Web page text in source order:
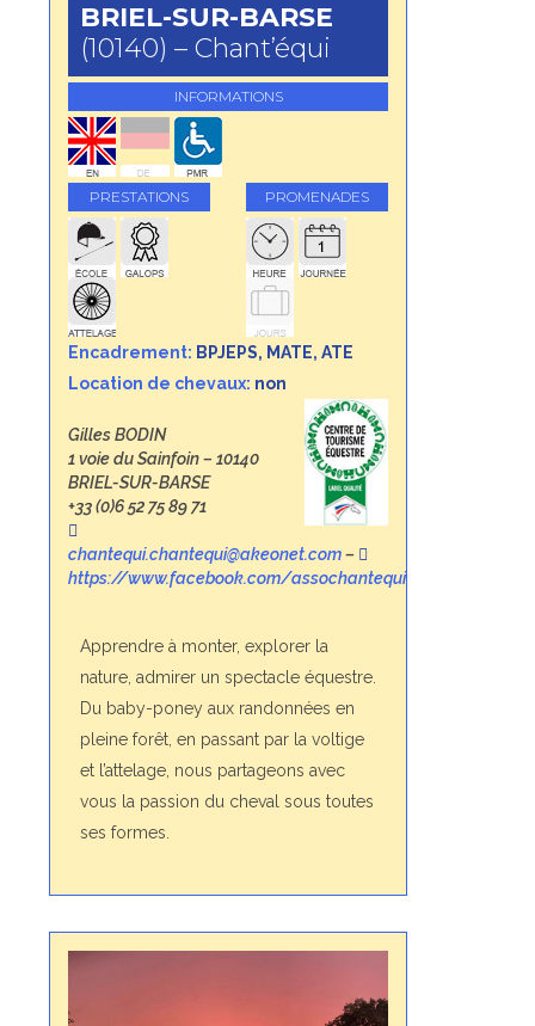
BRIEL-SUR-BARSE
(10140) – Chant’équi
INFORMATIONS
PRESTATIONS PROMENADES
Encadrement: BPJEPS, MATE, ATE
Location de chevaux: non
Gilles BODIN
1 voie du Sainfoin – 10140
BRIEL-SUR-BARSE
+33 (0)6 52 75 89 71
chantequi.chantequi@akeonet.com–
https://www.facebook.com/assochantequi
Apprendre à monter, explorer la
nature, admirer un spectacle équestre.
Du baby-poney aux randonnées en
pleine forêt, en passant par la voltige
et l’attelage, nous partageons avec
vous la passion du cheval sous toutes
ses formes.